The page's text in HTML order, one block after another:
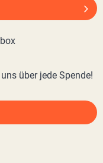
über jede Spende!